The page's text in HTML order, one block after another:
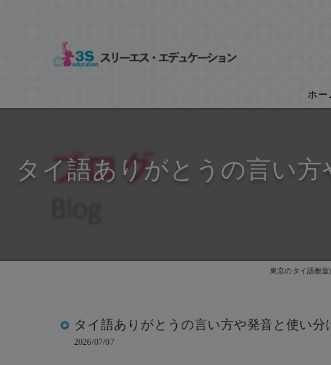
ホー
タイ語ありがとうの言い
東京のタイ語教
タイ語ありがとうの言い方や発音と使い
2026/07/07